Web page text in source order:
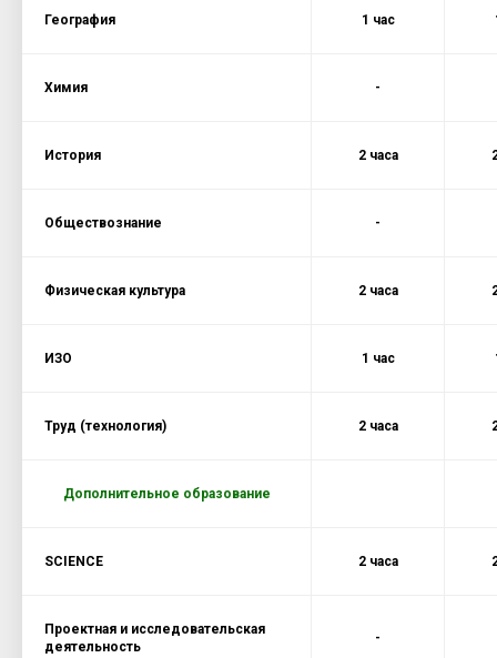
География 1 час
Химия -
История 2 часа
Обществознание -
Физическая культура 2 часа
ИЗО 1 час
Труд (технология) 2 часа
Дополнительное образование
SCIENCE 2 часа
Проектная и исследовательская
деятельность
-